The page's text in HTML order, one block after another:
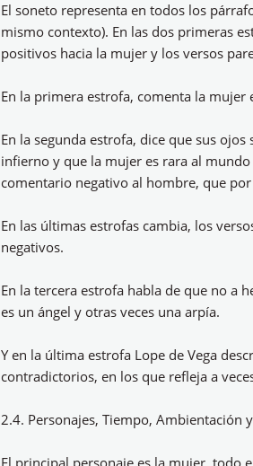
El soneto representa en todos los
mismo contexto). En las dos primeras
positivos hacia la mujer y los versos
En la primera estrofa, comenta la mujer
En la segunda estrofa, dice que sus
infierno y que la mujer es rara al
comentario negativo al hombre, que
En las últimas estrofas cambia, los
negativos.
En la tercera estrofa habla de que no a
es un ángel y otras veces una arpía.
Y en la última estrofa Lope de Vega
contradictorios, en los que refleja a
2.4. Personajes, Tiempo, Ambientación
El principal personaje es la mujer, todo